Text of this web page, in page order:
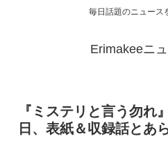
毎日話題のニュース
Erimakeeニ
『ミステリと言う勿れ
日、表紙＆収録話とあ